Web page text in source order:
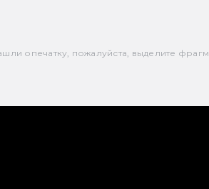
опечатку, пожалуйста, выделите